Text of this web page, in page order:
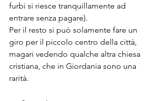
furbi si riesce tranquillamente ad
entrare senza pagare).
Per il resto si può solamente fare un
giro per il piccolo centro della città,
magari vedendo qualche altra chiesa
cristiana, che in Giordania sono una
rarità.